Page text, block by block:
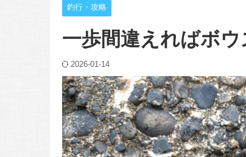
釣行・攻略
一歩間違えればボ
2026-01-14